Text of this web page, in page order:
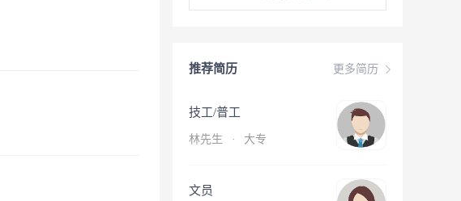
更多简历
推荐简历
技工/普工
林先生 · 大专
文员